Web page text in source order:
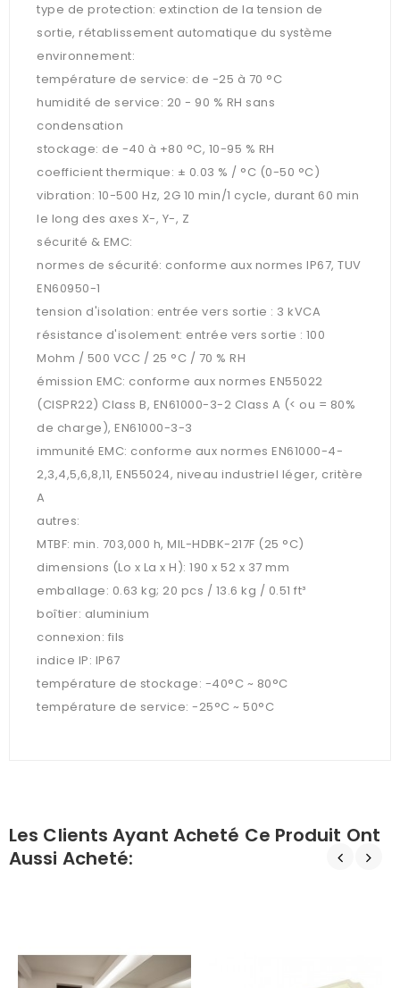
type de protection: extinction de la tension de
sortie, rétablissement automatique du système
environnement:
température de service: de -25 à 70 °C
humidité de service: 20 - 90 % RH sans
condensation
stockage: de -40 à +80 °C, 10-95 % RH
coefficient thermique: ± 0.03 % / °C (0-50 °C)
vibration: 10-500 Hz, 2G 10 min/1 cycle, durant 60 min
le long des axes X-, Y-, Z
sécurité & EMC:
normes de sécurité: conforme aux normes IP67, TUV
EN60950-1
tension d'isolation: entrée vers sortie : 3 kVCA
résistance d'isolement: entrée vers sortie : 100
Mohm / 500 VCC / 25 °C / 70 % RH
émission EMC: conforme aux normes EN55022
(CISPR22) Class B, EN61000-3-2 Class A (< ou = 80%
de charge), EN61000-3-3
immunité EMC: conforme aux normes EN61000-4-
2,3,4,5,6,8,11, EN55024, niveau industriel léger, critère
A
autres:
MTBF: min. 703,000 h, MIL-HDBK-217F (25 °C)
dimensions (Lo x La x H): 190 x 52 x 37 mm
emballage: 0.63 kg; 20 pcs / 13.6 kg / 0.51 ft³
boîtier: aluminium
connexion: fils
indice IP: IP67
température de stockage: -40°C ~ 80°C
température de service: -25°C ~ 50°C
Les Clients Ayant Acheté Ce Produit Ont
Aussi Acheté: